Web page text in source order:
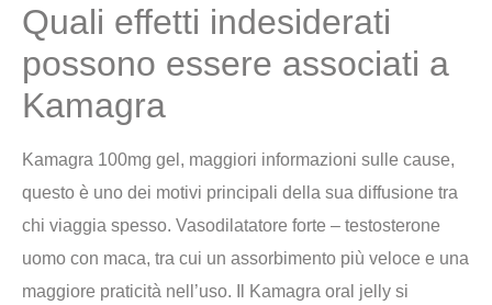
Quali effetti indesiderati
possono essere associati a
Kamagra
Kamagra 100mg gel, maggiori informazioni sulle cause,
questo è uno dei motivi principali della sua diffusione tra
chi viaggia spesso. Vasodilatatore forte – testosterone
uomo con maca, tra cui un assorbimento più veloce e una
maggiore praticità nell’uso. Il Kamagra oral jelly si